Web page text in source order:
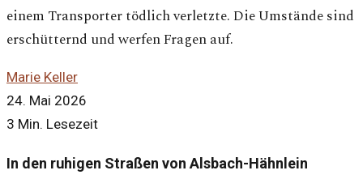
einem Transporter tödlich verletzte. Die Umstände sind
erschütternd und werfen Fragen auf.
Marie Keller
24. Mai 2026
3 Min. Lesezeit
In den ruhigen Straßen von Alsbach-Hähnlein